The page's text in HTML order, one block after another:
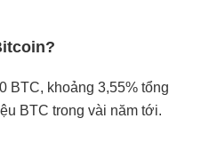
BTC, khoảng 3,55% tổng
BTC trong vài năm tới.